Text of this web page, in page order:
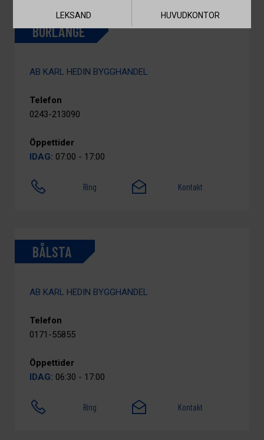
BORLÄNGE
AB KARL HEDIN BYGGHANDEL
Telefon
0243-213090
Öppettider
IDAG: 07:00 - 17:00
Ring Kontakt
BÅLSTA
AB KARL HEDIN BYGGHANDEL
Telefon
0171-55855
Öppettider
IDAG: 06:30 - 17:00
Ring Kontakt
LEKSAND HUVUDKONTOR